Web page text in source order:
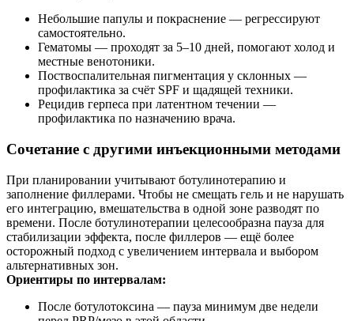
Небольшие папулы и покраснение — регрессируют
самостоятельно.
Гематомы — проходят за 5–10 дней, помогают холод и
местные венотоники.
Поствоспалительная пигментация у склонных —
профилактика за счёт SPF и щадящей техники.
Рецидив герпеса при латентном течении —
профилактика по назначению врача.
Сочетание с другими инъекционными методами
При планировании учитывают ботулинотерапию и
заполнение филлерами. Чтобы не смещать гель и не нарушать
его интеграцию, вмешательства в одной зоне разводят по
времени. После ботулинотерапии целесообразна пауза для
стабилизации эффекта, после филлеров — ещё более
осторожный подход с увеличением интервала и выбором
альтернативных зон.
Ориентиры по интервалам:
После ботулотоксина — пауза минимум две недели